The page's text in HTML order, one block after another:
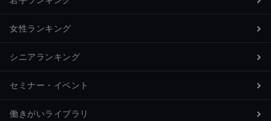
女性ランキング
シニアランキング
セミナー・イベント
働きがいライブラリ